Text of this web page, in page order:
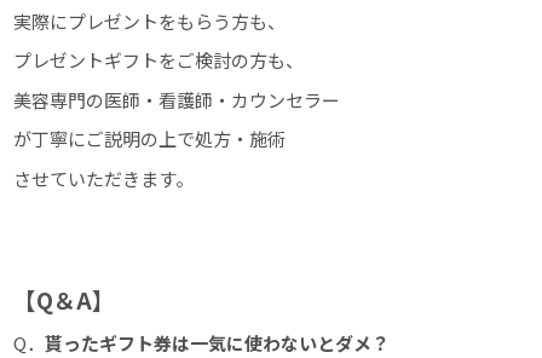
実際にプレゼントをもらう方も、
プレゼントギフトをご検討の方も、
美容専門の医師・看護師・カウンセラー
が丁寧にご説明の上で処方・施術
させていただきます。
【Q＆A】
Q．貰ったギフト券は一気に使わないとダメ？